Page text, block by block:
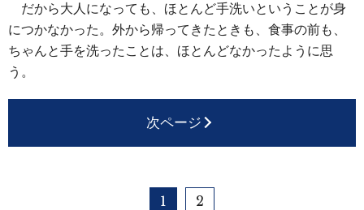
だから大人になっても、ほとんど手洗いということが身
につかなかった。外から帰ってきたときも、食事の前も、
ちゃんと手を洗ったことは、ほとんどなかったように思
う。
次ページ
1 2